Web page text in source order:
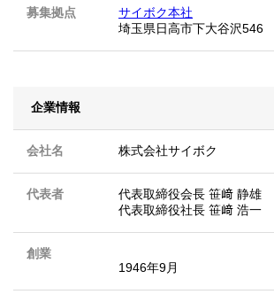
募集拠点
サイボク本社
埼玉県日高市下大谷沢546
企業情報
会社名 株式会社サイボク
代表者
代表取締役会長 笹﨑 静雄
代表取締役社長 笹﨑 浩一
創業
1946年9月